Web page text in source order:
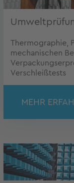
Thermographie,
mechanischen
Verschleißtests
MEHR